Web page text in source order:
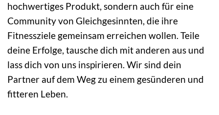
hochwertiges Produkt, sondern auch für eine
Community von Gleichgesinnten, die ihre
Fitnessziele gemeinsam erreichen wollen. Teile
deine Erfolge, tausche dich mit anderen aus und
lass dich von uns inspirieren. Wir sind dein
Partner auf dem Weg zu einem gesünderen und
fitteren Leben.